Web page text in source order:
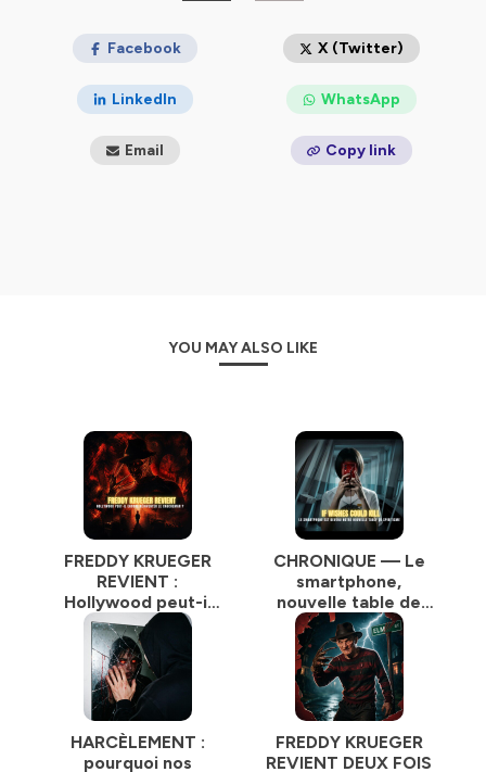
Hébergé par Ausha. Visitez
ausha.co/politique-de-
confidentialitepour plus d'informations.
Facebook X (Twitter)
LinkedIn WhatsApp
Email Copy link
YOU MAY ALSO LIKE
FREDDY KRUEGER
REVIENT :
Hollywood peut-il
encore réinventer
le cauchemar ? |
Podcast Horreur
CHRONIQUE — Le
smartphone,
nouvelle table de
spiritisme : et si vos
vœux pouvaient
tuer | Podcast
Horreur
HARCÈLEMENT :
pourquoi nos
FREDDY KRUEGER
REVIENT DEUX FOIS